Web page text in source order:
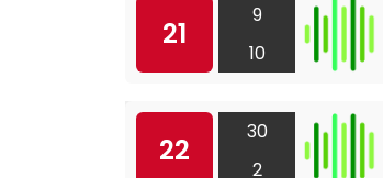
21
9
10
22
30
2